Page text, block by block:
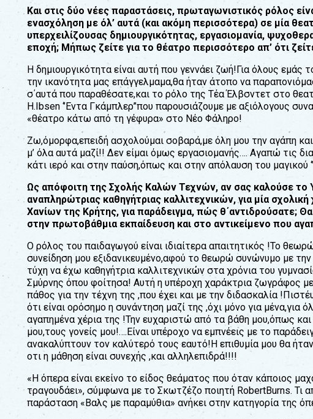
Και στις δύο νέες παραστάσεις, πρωταγωνιστικός ρόλος
ενασχόληση µε όλ’ αυτά (και ακόµη περισσότερα) σε µία
υπερχειλίζουσας δηµιουργικότητας, εργασιοµανία,
εποχή; Μήπως ζείτε για το θέατρο περισσότερο απ’ ότι
Η δηµιουργικότητα είναι αυτή που γεννάει ζωή!Για όλους εµάς
την ικανότητα µας επάγγελμαµα,θα ήταν άτοπο να
σ΄αυτά που παραθέσατε,και το ρόλο της Τέα Έλβσντετ στο
H.Ibsen ‘’Εντα Γκάµπλερ’’που παρουσιάζουµε µε αξιόλογους
«θέατρο κάτω από τη γέφυρα» στο Νέο Φάληρο!
Ζω,όµορφα,επειδή ασχολούµαι σοβαρά,µε όλη µου την αγάπη
µ’ όλα αυτά µαζί!! Δεν είµαι όµως εργασιοµανής…. Αγαπώ τις
κάτι ιερό και στην παύση,όπως και στην απόλαυση του µαγικού
Ως απόφοιτη της Σχολής Καλών Τεχνών, αν σας καλούσε το
αναπληρώτριας καθηγήτριας καλλιτεχνικών, για µία
Χανίων της Κρήτης, για παράδειγµα, πώς θ΄αντιδρούσατε;
στην πρωτοβάθµια εκπαίδευση και στο αντικείµενο που
Ο ρόλος του παιδαγωγού είναι ιδιαίτερα απαιτητικός !Το
συνείδηση µου εξιδανικευµένο,αφού το θεωρώ συνώνυµο µε
τύχη να έχω καθηγήτρια καλλιτεχνικών στα χρόνια του
Σµύρνης όπου φοίτησα! Αυτή η υπέροχη χαράκτρια ζωγράφος
πάθος για την τέχνη της ,που έχει και µε την διδασκαλία
ότι είναι ορόσηµο η συνάντηση µαζί της ,όχι µόνο για
αγαπηµένα χέρια της !Την ευχαριστώ από τα βάθη µου,όπως
µου,τους γονείς µου!….Είναι υπέροχο να εµπνέεις µε το
ανακαλύπτουν τον καλύτερό τους εαυτό!Η επιθυµία µου θα
οτι η µάθηση είναι συνεχής ,και αλληλεπιδρά!!!!
«Η όπερα είναι εκείνο το είδος θεάµατος που όταν κάποιος
τραγουδάει», σύµφωνα µε το Σκωτζέζο ποιητή RobertBurns. Τι
παράσταση «Βαλς µε παραµύθια» ανήκει στην κατηγορία της